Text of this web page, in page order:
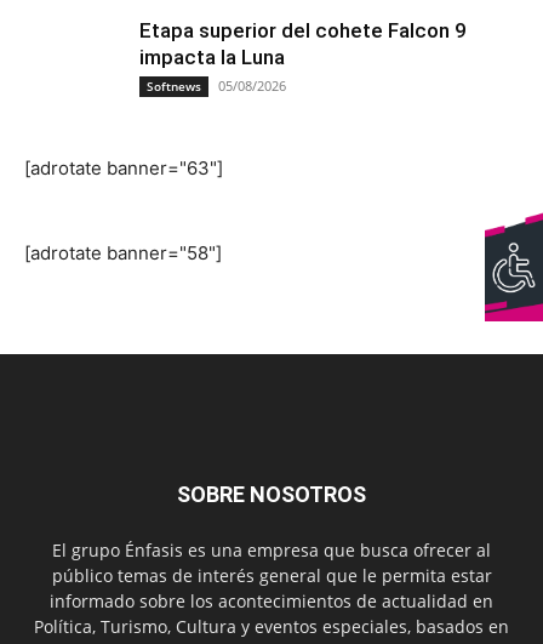
Etapa superior del cohete Falcon 9
impacta la Luna
Softnews 05/08/2026
[adrotate banner="63"]
[adrotate banner="58"]
SOBRE NOSOTROS
El grupo Énfasis es una empresa que busca ofrecer al
público temas de interés general que le permita estar
informado sobre los acontecimientos de actualidad en
Política, Turismo, Cultura y eventos especiales, basados en